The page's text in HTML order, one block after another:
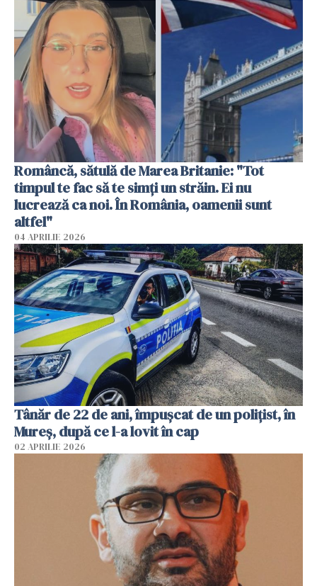
Româncă, sătulă de Marea Britanie: "Tot
timpul te fac să te simți un străin. Ei nu
lucrează ca noi. În România, oamenii sunt
altfel"
04 APRILIE 2026
Tânăr de 22 de ani, împușcat de un polițist, în
Mureș, după ce l-a lovit în cap
02 APRILIE 2026